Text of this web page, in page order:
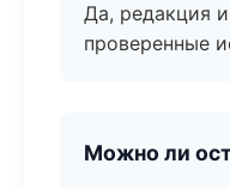
Да, редакция
проверенные
Можно ли